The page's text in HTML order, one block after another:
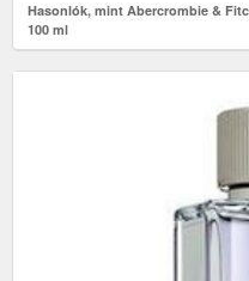
Hasonlók, mint Abercrombie &
100 ml